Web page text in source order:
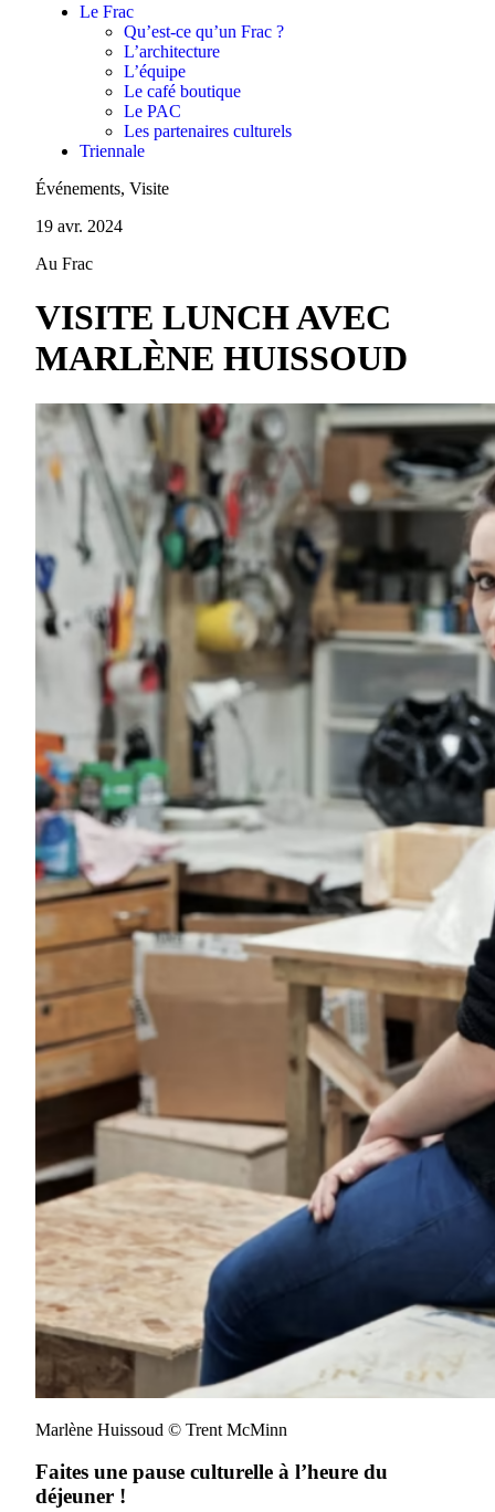
Le Frac
Qu’est-ce qu’un Frac ?
L’architecture
L’équipe
Le café boutique
Le PAC
Les partenaires culturels
Triennale
Événements, Visite
19 avr. 2024
Au Frac
VISITE LUNCH AVEC
MARLÈNE HUISSOUD
Marlène Huissoud © Trent McMinn
Faites une pause culturelle à l’heure du
déjeuner !